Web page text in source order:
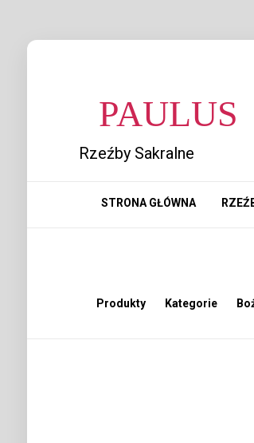
PAULUS
Rzeźby Sakralne
STRONA GŁÓWNA
Produkty Kategorie